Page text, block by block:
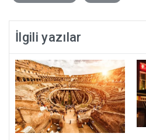
İlgili yazılar